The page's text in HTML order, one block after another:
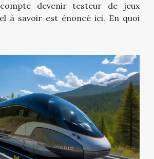
compte devenir testeur de jeux
à savoir est énoncé ici. En quoi